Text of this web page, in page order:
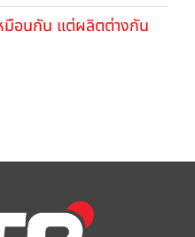
มือนกัน แต่ผลิตต่างกัน